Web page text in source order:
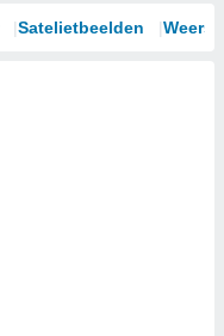
Satelietbeelden